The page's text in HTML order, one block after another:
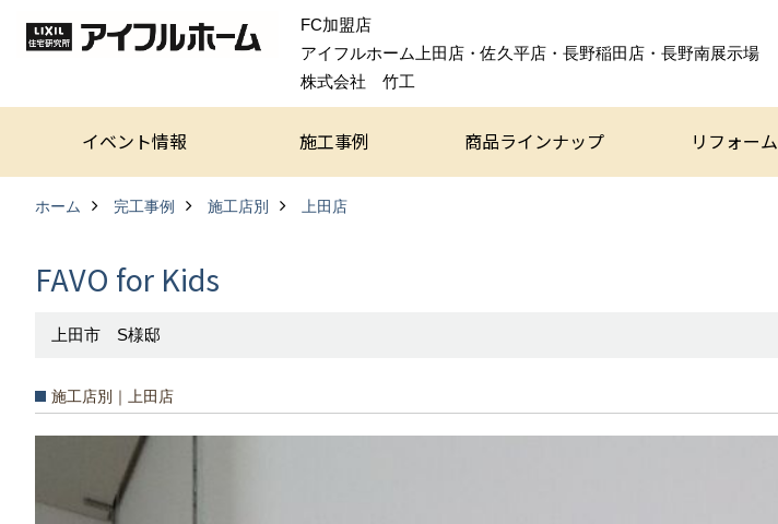
FC加盟店
アイフルホーム上田店・佐久平店・長野稲田店・ 長野南展示場
株式会社 竹工
イベント情報 施工事例 商品ラインナップ リフォーム
ホーム 完工事例 施工店別 上田店
FAVO for Kids
上田市 S様邸
施工店別｜上田店